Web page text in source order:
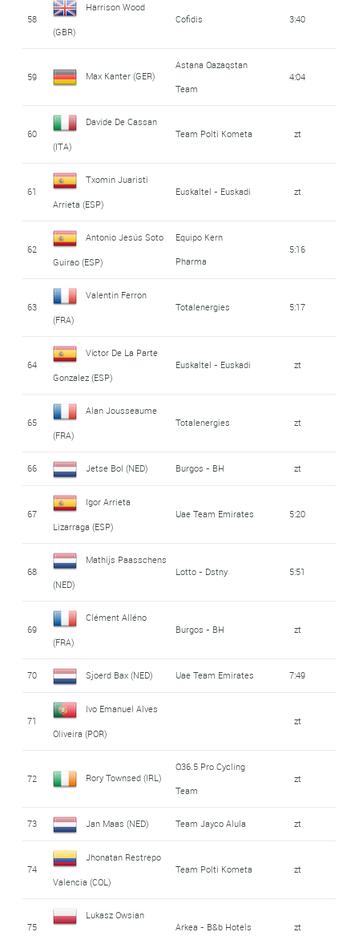
58
Harrison Wood
(GBR)
Cofidis 3:40
59 Max Kanter (GER)
Astana Qazaqstan
Team
4:04
60
Davide De Cassan
(ITA)
Team Polti Kometa zt
61
Txomin Juaristi
Arrieta (ESP)
Euskaltel - Euskadi zt
62
Antonio Jesús Soto
Guirao (ESP)
Equipo Kern
Pharma
5:16
63
Valentin Ferron
(FRA)
Totalenergies 5:17
64
Víctor De La Parte
Gonzalez (ESP)
Euskaltel - Euskadi zt
65
Alan Jousseaume
(FRA)
Totalenergies zt
66 Jetse Bol (NED) Burgos - BH zt
67
Igor Arrieta
Lizarraga (ESP)
Uae Team Emirates 5:20
68
Mathijs Paasschens
(NED)
Lotto - Dstny 5:51
69
Clément Alléno
(FRA)
Burgos - BH zt
70 Sjoerd Bax (NED) Uae Team Emirates 7:49
71
Ivo Emanuel Alves
Oliveira (POR)
zt
72 Rory Townsed (IRL)
Q36.5 Pro Cycling
Team
zt
73 Jan Maas (NED) Team Jayco Alula zt
74
Jhonatan Restrepo
Valencia (COL)
Team Polti Kometa zt
75
Lukasz Owsian
Arkea - B&b Hotels zt